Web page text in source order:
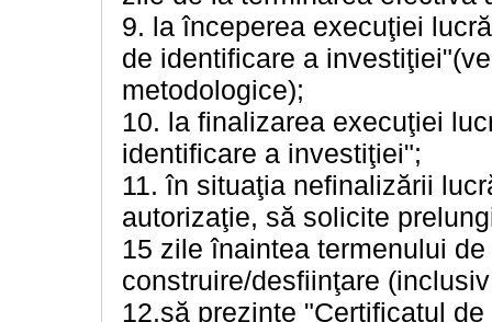
9. la începerea execuţiei
de identificare a
metodologice);
10. la finalizarea execuţiei
identificare a investiţiei";
11. în situaţia nefinalizării
autorizaţie, să solicite
15 zile înaintea termenului
construire/desfiinţare
12.să prezinte "Certificatul